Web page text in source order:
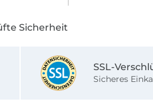
Sicherheit
SSL-
Sicheres